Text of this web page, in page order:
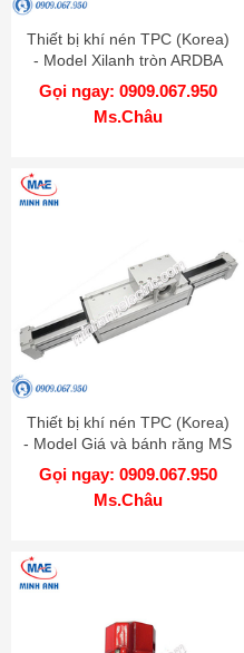
Thiết bị khí nén TPC (Korea)
- Model Xilanh tròn ARDBA
Gọi ngay: 0909.067.950
Ms.Châu
Thiết bị khí nén TPC (Korea)
- Model Giá và bánh răng MS
Gọi ngay: 0909.067.950
Ms.Châu